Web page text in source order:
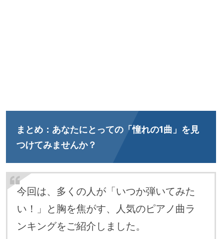
まとめ： あなたにとっての「憧れの1曲」を見
つけてみませんか？
今回は、多くの人が「いつか弾いてみた
い！」と胸を焦がす、人気のピアノ曲ラ
ンキングをご紹介しました。